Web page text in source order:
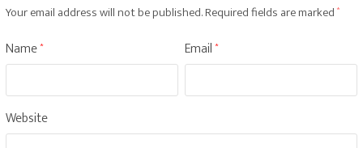
Your email address will not be published.Required fields are marked*
Name* Email*
Website